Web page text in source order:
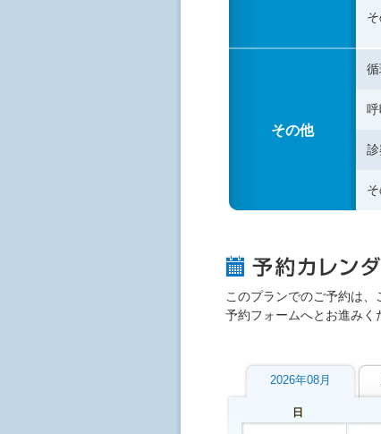
その他
このプランでのご予約は、
予約フォームへとお進みく
2026年08月
日